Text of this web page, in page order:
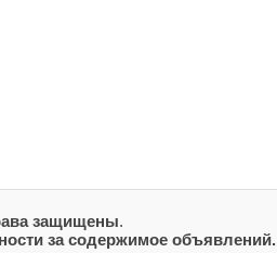
защищены.
за содержимое объявлений.